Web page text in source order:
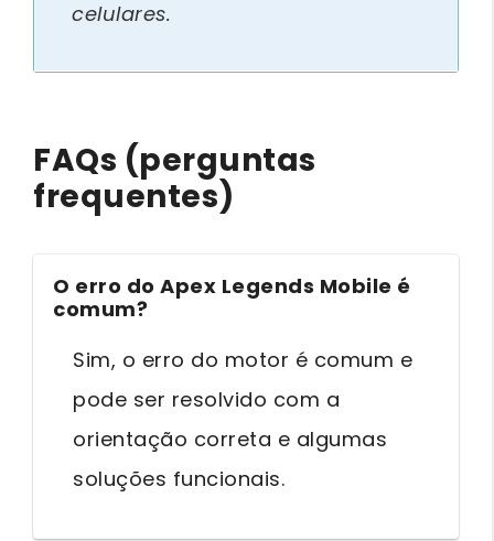
celulares.
FAQs (perguntas
frequentes)
O erro do Apex Legends Mobile é
comum?
Sim, o erro do motor é comum e
pode ser resolvido com a
orientação correta e algumas
soluções funcionais.